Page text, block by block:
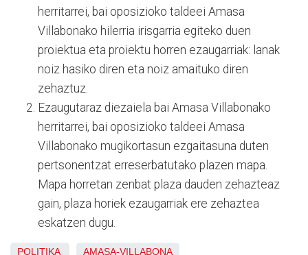
herritarrei, bai oposizioko taldeei Amasa
Villabonako hilerria irisgarria egiteko duen
proiektua eta proiektu horren ezaugarriak: lanak
noiz hasiko diren eta noiz amaituko diren
zehaztuz.
Ezaugutaraz diezaiela bai Amasa Villabonako
herritarrei, bai oposizioko taldeei Amasa
Villabonako mugikortasun ezgaitasuna duten
pertsonentzat erreserbatutako plazen mapa.
Mapa horretan zenbat plaza dauden zehazteaz
gain, plaza horiek ezaugarriak ere zehaztea
eskatzen dugu.
POLITIKA AMASA-VILLABONA